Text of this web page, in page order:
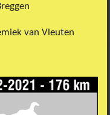
van Vleuten